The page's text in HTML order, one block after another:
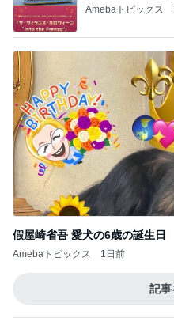
Amebaトピックス
假屋崎省吾 愛犬の6歳の誕生日
Amebaトピックス 1日前
記事